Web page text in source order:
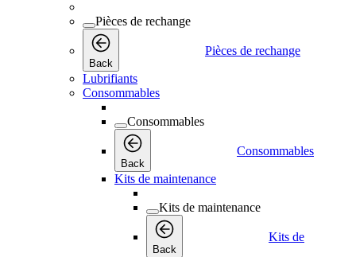
Pièces de rechange
Back
Pièces de rechange
Lubrifiants
Consommables
Consommables
Back
Consommables
Kits de maintenance
Kits de maintenance
Back
Kits de